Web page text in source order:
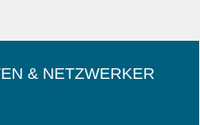
& NETZWERKER